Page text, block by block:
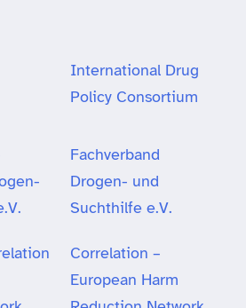
International Drug
Policy Consortium
Fachverband
Drogen- und
Suchthilfe e.V.
Correlation –
European Harm